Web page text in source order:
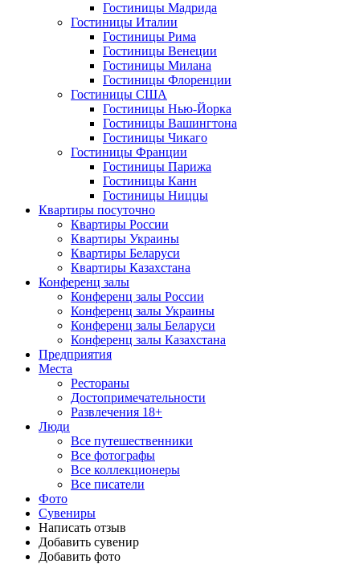
Гостиницы Мадрида
Гостиницы Италии
Гостиницы Рима
Гостиницы Венеции
Гостиницы Милана
Гостиницы Флоренции
Гостиницы США
Гостиницы Нью-Йорка
Гостиницы Вашингтона
Гостиницы Чикаго
Гостиницы Франции
Гостиницы Парижа
Гостиницы Канн
Гостиницы Ниццы
Квартиры посуточно
Квартиры России
Квартиры Украины
Квартиры Беларуси
Квартиры Казахстана
Конференц залы
Конференц залы России
Конференц залы Украины
Конференц залы Беларуси
Конференц залы Казахстана
Предприятия
Места
Рестораны
Достопримечательности
Развлечения 18+
Люди
Все путешественники
Все фотографы
Все коллекционеры
Все писатели
Фото
Сувениры
Написать отзыв
Добавить сувенир
Добавить фото